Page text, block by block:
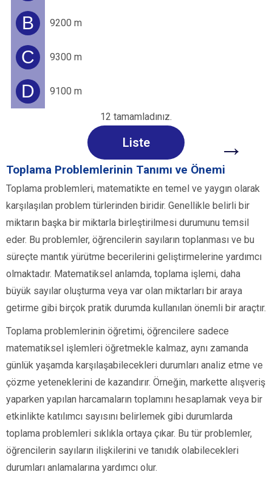
B 9200 m
C 9300 m
D 9100 m
12 tamamladınız.
Liste →
Toplama Problemlerinin Tanımı ve Önemi
Toplama problemleri, matematikte en temel ve yaygın olarak
karşılaşılan problem türlerinden biridir. Genellikle belirli bir
miktarın başka bir miktarla birleştirilmesi durumunu temsil
eder. Bu problemler, öğrencilerin sayıların toplanması ve bu
süreçte mantık yürütme becerilerini geliştirmelerine yardımcı
olmaktadır. Matematiksel anlamda, toplama işlemi, daha
büyük sayılar oluşturma veya var olan miktarları bir araya
getirme gibi birçok pratik durumda kullanılan önemli bir araçtır.
Toplama problemlerinin öğretimi, öğrencilere sadece
matematiksel işlemleri öğretmekle kalmaz, aynı zamanda
günlük yaşamda karşılaşabilecekleri durumları analiz etme ve
çözme yeteneklerini de kazandırır. Örneğin, markette alışveriş
yaparken yapılan harcamaların toplamını hesaplamak veya bir
etkinlikte katılımcı sayısını belirlemek gibi durumlarda
toplama problemleri sıklıkla ortaya çıkar. Bu tür problemler,
öğrencilerin sayıların ilişkilerini ve tanıdık olabilecekleri
durumları anlamalarına yardımcı olur.